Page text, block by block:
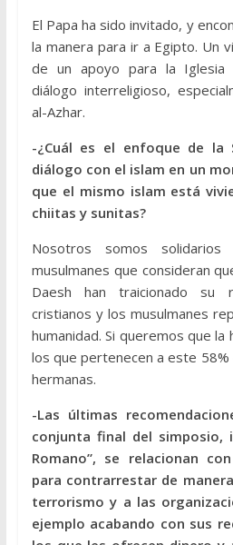
El Papa ha sido invitado, y
la manera para ir a Egipto. Un
de un apoyo para la Iglesia
diálogo interreligioso,
al-Azhar.
-¿Cuál es el enfoque de la
diálogo con el islam en un
que el mismo islam está
chiitas y sunitas?
Nosotros somos
musulmanes que consideran
Daesh han traicionado su
cristianos y los musulmanes
humanidad. Si queremos que la
los que pertenecen a este
hermanas.
-Las últimas
conjunta final del simposio,
Romano”, se relacionan
para contrarrestar de
terrorismo y a las
ejemplo acabando con sus